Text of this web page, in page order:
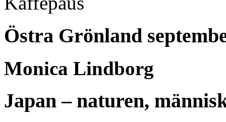
Östra Grönland
Monica Lindborg
Japan – naturen,